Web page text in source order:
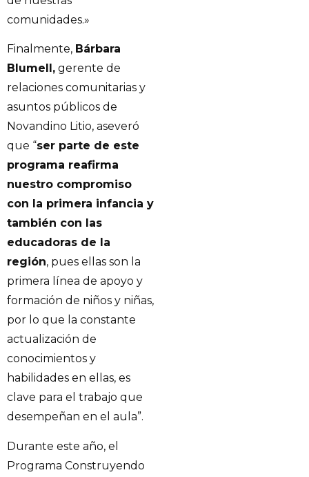
comunidades.»
Finalmente, Bárbara
Blumell, gerente de
relaciones comunitarias y
asuntos públicos de
Novandino Litio, aseveró
que “ser parte de este
programa reafirma
nuestro compromiso
con la primera infancia y
también con las
educadoras de la
región, pues ellas son la
primera línea de apoyo y
formación de niños y niñas,
por lo que la constante
actualización de
conocimientos y
habilidades en ellas, es
clave para el trabajo que
desempeñan en el aula”.
Durante este año, el
Programa Construyendo